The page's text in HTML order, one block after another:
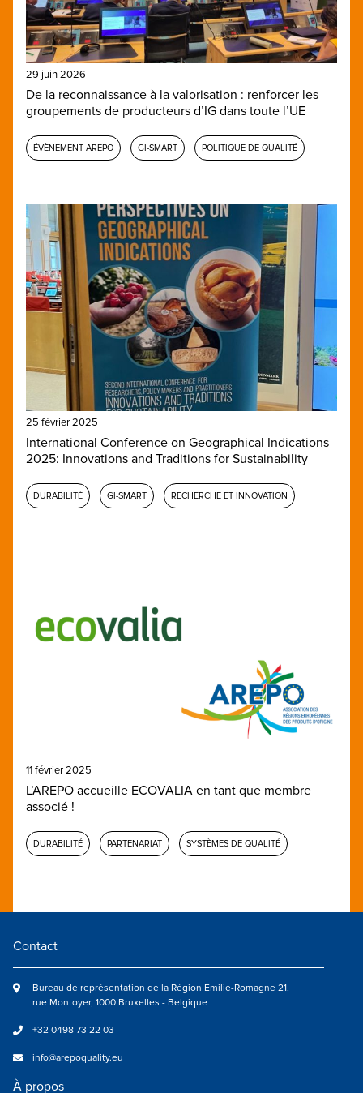
29 juin 2026
De la reconnaissance à la valorisation : renforcer les
groupements de producteurs d’IG dans toute l’UE
ÉVÈNEMENT AREPO GI-SMART POLITIQUE DE QUALITÉ
25 février 2025
International Conference on Geographical Indications
2025: Innovations and Traditions for Sustainability
DURABILITÉ GI-SMART RECHERCHE ET INNOVATION
11 février 2025
L’AREPO accueille ECOVALIA en tant que membre
associé !
DURABILITÉ PARTENARIAT SYSTÈMES DE QUALITÉ
Contact
Bureau de représentation de la Région Emilie-Romagne 21,
rue Montoyer, 1000 Bruxelles - Belgique
+32 0498 73 22 03
info@arepoquality.eu
À propos